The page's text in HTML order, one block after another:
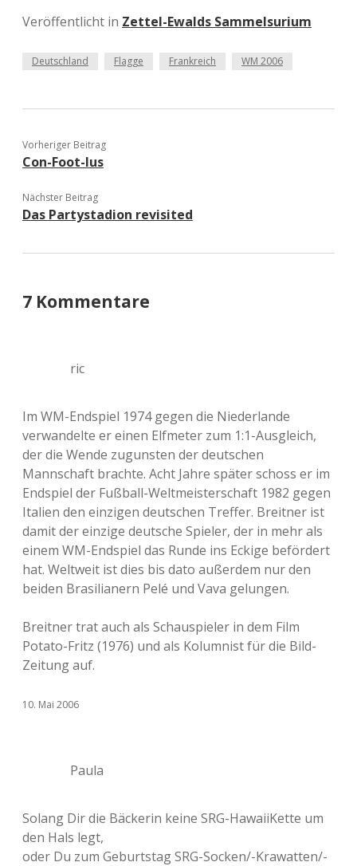
Veröffentlicht in Zettel-Ewalds Sammelsurium
Deutschland Flagge Frankreich WM 2006
Vorheriger Beitrag
Con-Foot-Ius
Nächster Beitrag
Das Partystadion revisited
7 Kommentare
ric
Im WM-Endspiel 1974 gegen die Niederlande
verwandelte er einen Elfmeter zum 1:1-Ausgleich,
der die Wende zugunsten der deutschen
Mannschaft brachte. Acht Jahre später schoss er im
Endspiel der Fußball-Weltmeisterschaft 1982 gegen
Italien den einzigen deutschen Treffer. Breitner ist
damit der einzige deutsche Spieler, der in mehr als
einem WM-Endspiel das Runde ins Eckige befördert
hat. Weltweit ist dies bis dato außerdem nur den
beiden Brasilianern Pelé und Vava gelungen.
Breitner trat auch als Schauspieler in dem Film
Potato-Fritz (1976) und als Kolumnist für die Bild-
Zeitung auf.
10. Mai 2006
Paula
Solang Dir die Bäckerin keine SRG-HawaiiKette um
den Hals legt,
oder Du zum Geburtstag SRG-Socken/-Krawatten/-